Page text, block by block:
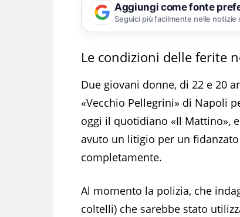
Aggiungi come fonte
Seguici più facilmente nelle notizie
Le condizioni delle ferite
Due giovani donne, di 22 e 20
«Vecchio Pellegrini» di Napoli
oggi il quotidiano «Il Mattino»,
avuto un litigio per un
completamente.
Al momento la polizia, che
coltelli) che sarebbe stato